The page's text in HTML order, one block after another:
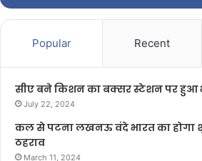
Popular Recent
सीए बने किशन का बक्सर स्टेशन पर हुआ
July 22, 2024
कल से पटना लखनऊ वंदे भारत का होगा
ठहराव
March 11, 2024